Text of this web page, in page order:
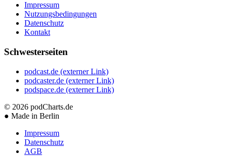
Impressum
Nutzungsbedingungen
Datenschutz
Kontakt
Schwesterseiten
podcast.de (externer Link)
podcaster.de (externer Link)
podspace.de (externer Link)
© 2026 podCharts.de
● Made in Berlin
Impressum
Datenschutz
AGB